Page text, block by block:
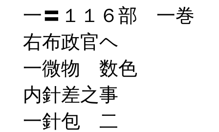
一〓１１６部 一巻
右布政官ヘ
一微物 数色
内針差之事
一針包 二